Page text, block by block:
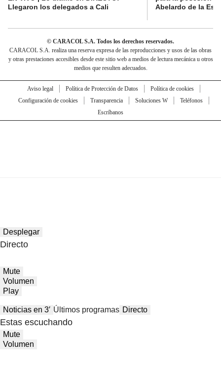
Llegaron los delegados a Cali
Abelardo de la
© CARACOL S.A. Todos los derechos reservados.
CARACOL S.A. realiza una reserva expresa de las reproducciones y usos de las obras
y otras prestaciones accesibles desde este sitio web a medios de lectura mecánica u otros
medios que resulten adecuados.
Aviso legal Política de Protección de Datos
Política de cookies
Configuración de cookies
Transparencia Soluciones W
Teléfonos
Escríbanos
Desplegar
Directo
Mute
Volumen
Play
Noticias en 3′ Últimos programas Directo
Estas escuchando
Mute
Volumen